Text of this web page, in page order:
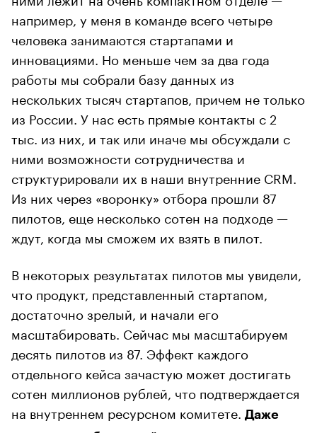
например, у меня в команде всего четыре
человека занимаются стартапами и
инновациями. Но меньше чем за два года
работы мы собрали базу данных из
нескольких тысяч стартапов, причем не только
из России. У нас есть прямые контакты с 2
тыс. из них, и так или иначе мы обсуждали с
ними возможности сотрудничества и
структурировали их в наши внутренние CRM.
Из них через «воронку» отбора прошли 87
пилотов, еще несколько сотен на подходе —
ждут, когда мы сможем их взять в пилот.
В некоторых результатах пилотов мы увидели,
что продукт, представленный стартапом,
достаточно зрелый, и начали его
масштабировать. Сейчас мы масштабируем
десять пилотов из 87. Эффект каждого
отдельного кейса зачастую может достигать
сотен миллионов рублей, что подтверждается
на внутреннем ресурсном комитете. Даже